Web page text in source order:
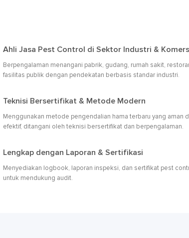
Ahli Jasa Pest Control di Sektor Industri &
Berpengalaman menangani pabrik, gudang, rumah sakit,
fasilitas publik dengan pendekatan berbasis standar industri.
Teknisi Bersertifikat & Metode Modern
Menggunakan metode pengendalian hama terbaru yang aman
efektif, ditangani oleh teknisi bersertifikat dan berpengalaman.
Lengkap dengan Laporan & Sertifikasi
Menyediakan logbook, laporan inspeksi, dan sertifikat pest
untuk mendukung audit.